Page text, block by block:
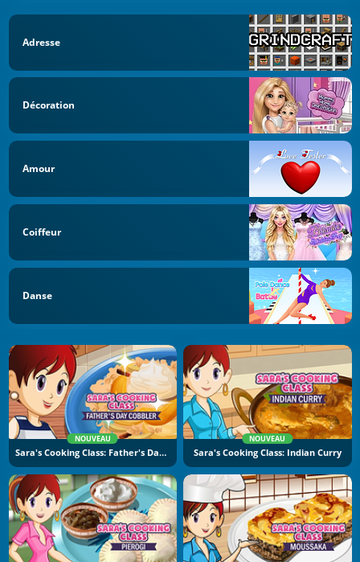
Adresse
Décoration
Amour
Coiffeur
Danse
NOUVEAU
Sara's Cooking Class: Father's Day Cobbler
NOUVEAU
Sara's Cooking Class: Indian Curry